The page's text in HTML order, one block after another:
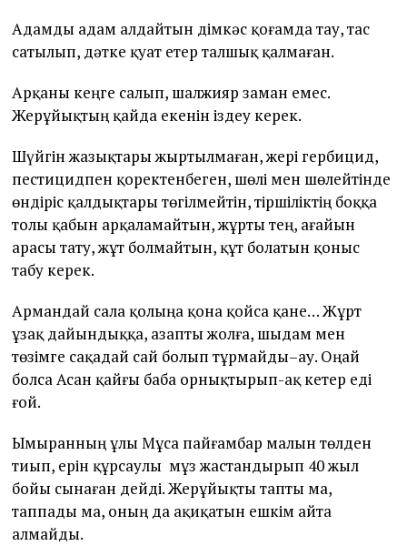
Адамды адам алдайтын дімкәс қоғамда тау, тас
сатылып, дәтке қуат етер талшық қалмаған.
Арқаны кеңге салып, шалжияр заман емес.
Жерұйықтың қайда екенін іздеу керек.
Шүйгін жазықтары жыртылмаған, жері гербицид,
пестицидпен қоректенбеген, шөлі мен шөлейтінде
өндіріс қалдықтары төгілмейтін, тіршіліктің боққа
толы қабын арқаламайтын, жұрты тең, ағайын
арасы тату, жұт болмайтын, құт болатын қоныс
табу керек.
Армандай сала қолыңа қона қойса қане… Жұрт
ұзақ дайындыққа, азапты жолға, шыдам мен
төзімге сақадай сай болып тұрмайды–ау. Оңай
болса Асан қайғы баба орнықтырып-ақ кетер еді
ғой.
Ымыранның ұлы Мұса пайғамбар малын төлден
тиып, ерін құрсаулы мұз жастандырып 40 жыл
бойы сынаған дейді. Жерұйықты тапты ма,
таппады ма, оның да ақиқатын ешкім айта
алмайды.